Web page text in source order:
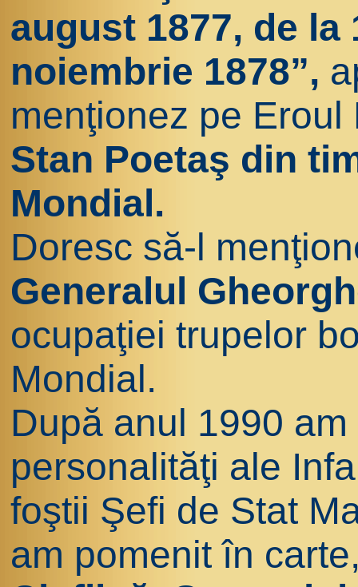
august 1877, de la
noiembrie 1878”,
menţionez pe Eroul
Stan Poetaş din
Mondial.
Doresc să-l
Generalul
ocupaţiei trupelor
Mondial.
După anul 1990
personalităţi ale
foştii Şefi de Stat
am pomenit în